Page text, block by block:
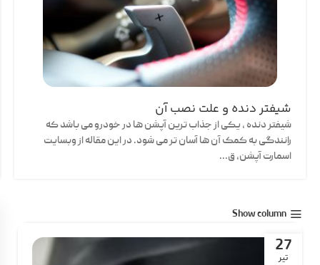
شیفتر دنده و علت نصب آن
شیفتر دنده ، یکی از جذاب ترین آپشن ها در خودرو می باشد که
رانندگی به کمک آن ها آسان تر می شود. در این مقاله از وبسایت
اسمارت آپشن، ق...
Show column
27
تیر